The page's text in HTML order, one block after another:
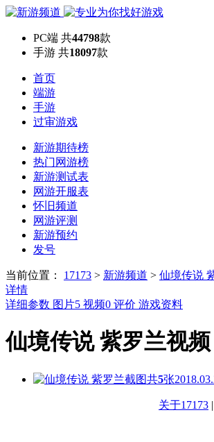
PC端 共44798款
手游 共18097款
首页
端游
手游
过审游戏
新游期待榜
热门网游榜
新游测试表
网游开服表
怀旧频道
网游评测
新游预约
发号
当前位置： 17173 > 新游频道 > 仙境传说
详情
详细参数 图片5 视频0 评价 游戏资料
仙境传说 紫罗兰视频
共5张
关于17173 |